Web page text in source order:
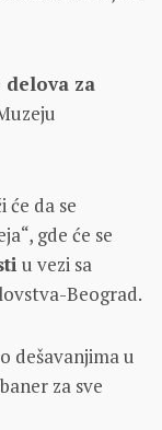
delova za
će da se
gde će se
u vezi sa
Beograd.
dešavanjima u
za sve